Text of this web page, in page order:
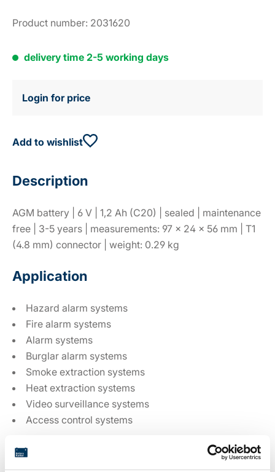
Product number: 2031620
delivery time 2-5 working days
Login for price
Add to wishlist
Description
AGM battery | 6 V | 1,2 Ah (C20) | sealed | maintenance
free | 3-5 years | measurements: 97 × 24 × 56 mm | T1
(4.8 mm) connector | weight: 0.29 kg
Application
Hazard alarm systems
Fire alarm systems
Alarm systems
Burglar alarm systems
Smoke extraction systems
Heat extraction systems
Video surveillance systems
Access control systems